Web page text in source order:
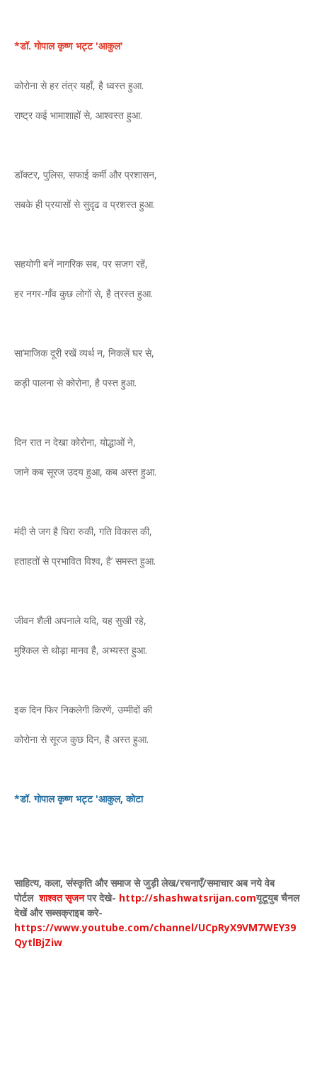
*डॉ. गोपाल कृष्ण भट्ट 'आकुल'
कोरोना से हर तंत्र यहाँ, है ध्‍वस्‍त हुआ.
राष्‍ट्र कई भामाशाहों से, आश्वस्‍त हुआ.
डॉक्‍टर, पुलिस, सफाई कर्मी और प्रशासन,
सबके ही प्रयासों से सुदृढ व प्रशस्‍त हुआ.
सहयोगी बनें नागरिक सब, पर सजग रहें,
हर नगर-गाँव कुछ लोगों से, है त्रस्‍त हुआ.
सा’माजिक दूरी रखें व्‍यर्थ न, निकलें घर से,
कड़ी पालना से कोरोना, है पस्‍त हुआ.
दिन रात न देखा कोरोना, योद्धाओं ने,
जाने कब सूरज उदय हुआ, कब अस्‍त हुआ.
मंदी से जग है घिरा रुकी, गति विकास की,
हताहतों से प्रभावित विश्‍व, है’ समस्‍त हुआ.
जीवन शैली अपनाले यदि, यह सुखी रहे,
मुश्किल से थोड़ा मानव है, अभ्‍यस्‍त हुआ.
इक दिन फि‍र निकलेगी किरणें, उम्‍मीदों की
कोरोना से सूरज कुछ दिन, है अस्‍त हुआ.
*डॉ. गोपाल कृष्ण भट्ट 'आकुल, कोटा
साहित्य, कला, संस्कृति और समाज से जुड़ी लेख/रचनाएँ/समाचार अब नये वेब
पोर्टल शाश्वत सृजन पर देखे- http://shashwatsrijan.comयूटूयुब चैनल
देखें और सब्सक्राइब करे-
https://www.youtube.com/channel/UCpRyX9VM7WEY39
QytlBjZiw